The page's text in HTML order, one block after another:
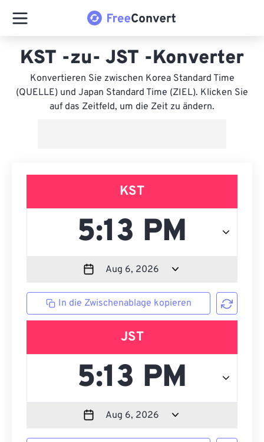
KST -zu- JST -Konverter
Konvertieren Sie zwischen Korea Standard Time
(QUELLE) und Japan Standard Time (ZIEL). Klicken Sie
auf das Zeitfeld, um die Zeit zu ändern.
KST
In die Zwischenablage kopieren
JST